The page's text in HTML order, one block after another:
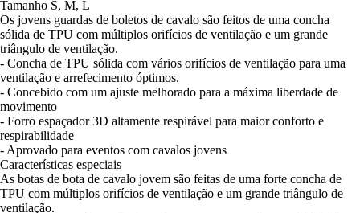
Tamanho S, M, L
Os jovens guardas de boletos de cavalo são feitos de uma concha
sólida de TPU com múltiplos orifícios de ventilação e um grande
triângulo de ventilação.
- Concha de TPU sólida com vários orifícios de ventilação para uma
ventilação e arrefecimento óptimos.
- Concebido com um ajuste melhorado para a máxima liberdade de
movimento
- Forro espaçador 3D altamente respirável para maior conforto e
respirabilidade
- Aprovado para eventos com cavalos jovens
Características especiais
As botas de bota de cavalo jovem são feitas de uma forte concha de
TPU com múltiplos orifícios de ventilação e um grande triângulo de
ventilação.